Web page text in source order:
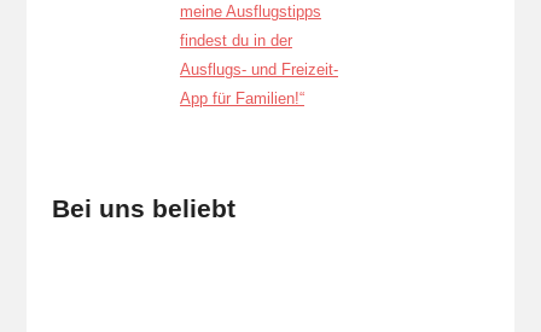
Bei uns beliebt